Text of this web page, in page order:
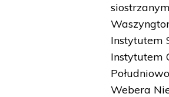
Instytutem
Instytutem
Webera